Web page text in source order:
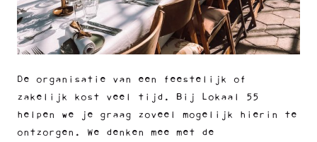
De organisatie van een feestelijk of
zakelijk kost veel tijd. Bij Lokaal 55
helpen we je graag zoveel mogelijk hierin te
ontzorgen. We denken mee met de